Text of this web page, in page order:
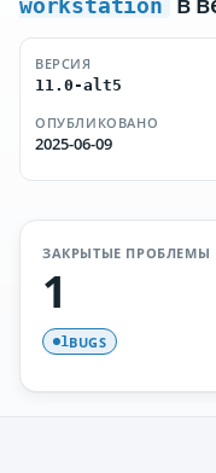
workstation
ВЕРСИЯ
11.0-alt5
ОПУБЛИКОВАНО
2025-06-09
ЗАКРЫТЫЕ ПРОБЛЕМЫ
1
1BUGS